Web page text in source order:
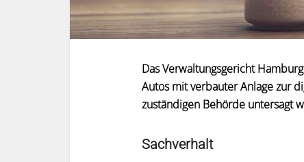
Das Verwaltungsgericht
Autos mit verbauter Anlage zur
zuständigen Behörde untersagt
Sachverhalt